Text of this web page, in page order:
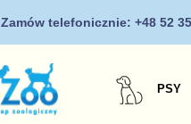
Zamów telefonicznie:+48 52
PSY